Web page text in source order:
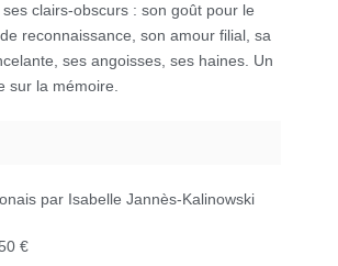
clairs-obscurs : son goût pour le
reconnaissance, son amour filial, sa
ses angoisses, ses haines. Un
sur la mémoire.
par Isabelle Jannès-Kalinowski
€